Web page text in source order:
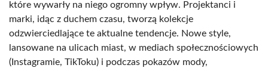
które wywarły na niego ogromny wpływ. Projektanci i
marki, idąc z duchem czasu, tworzą kolekcje
odzwierciedlające te aktualne tendencje. Nowe style,
lansowane na ulicach miast, w mediach społecznościowych
(Instagramie, TikToku) i podczas pokazów mody,